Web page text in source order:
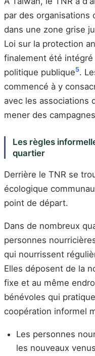
par des organisations
dans une zone grise
Loi sur la protection
finalement été
politique publique5.
commencé à y
avec les associations
mener des
Les règles
quartier
Derrière le TNR se
écologique
point de départ.
Dans de nombreux
personnes
qui nourrissent
Elles déposent de la
fixe et au même
bénévoles qui
coopération informel
Les personnes
les nouveaux venus